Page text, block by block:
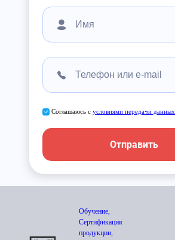
Соглашаюсь с условиями передачи данных
Отправить
Обучение,
Сертификация
продукции,